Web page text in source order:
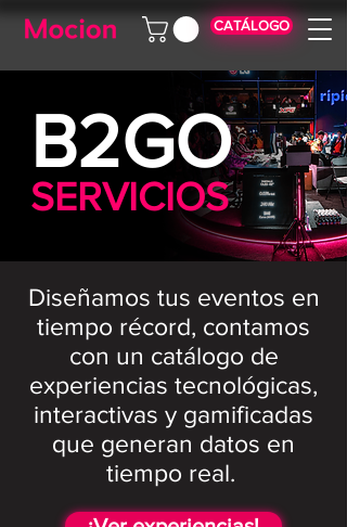
CATÁLOGO
B2GO
SERVICIOS
Diseñamos tus eventos en
tiempo récord, contamos
con un catálogo de
experiencias tecnológicas,
interactivas y gamificadas
que generan datos en
tiempo real.